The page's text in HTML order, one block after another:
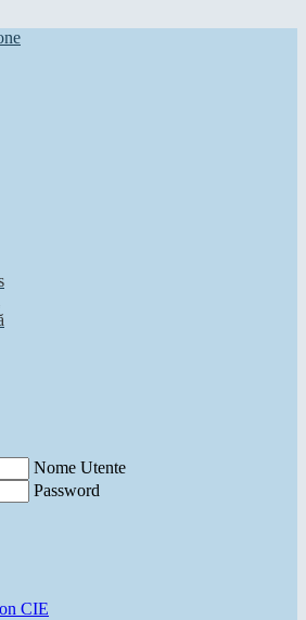
Nome Utente
Password
CIE